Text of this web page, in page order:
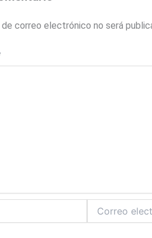
correo electrónico no será
electrónico*